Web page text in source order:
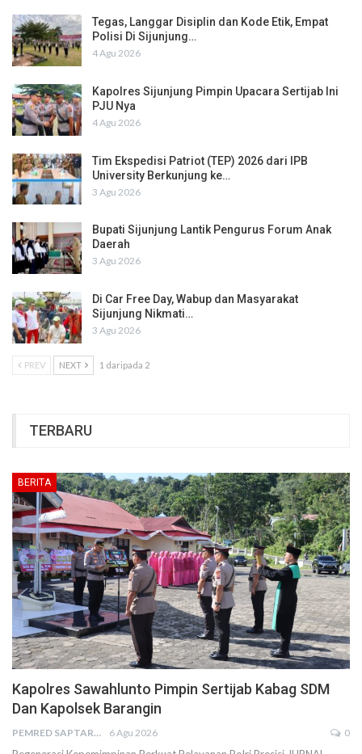
Tegas, Langgar Disiplin dan Kode Etik, Empat
Polisi Di Sijunjung…
4 Agu 2026
Kapolres Sijunjung Pimpin Upacara Sertijab Ini
PJU Nya
4 Agu 2026
Tim Ekspedisi Patriot (TEP) 2026 dari IPB
University Berkunjung ke…
3 Agu 2026
Bupati Sijunjung Lantik Pengurus Forum Anak
Daerah
3 Agu 2026
Di Car Free Day, Wabup dan Masyarakat
Sijunjung Nikmati…
3 Agu 2026
PREV NEXT 1 daripada 2
TERBARU
BERITA
Kapolres Sawahlunto Pimpin Sertijab Kabag SDM
Dan Kapolsek Barangin
PEMRED SAPTARIUS 6 Agu 2026 0